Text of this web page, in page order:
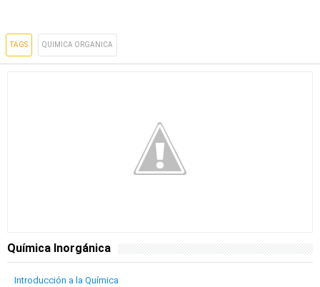
TAGS QUIMICA ORGANICA
Química Inorgánica
Introducción a la Química